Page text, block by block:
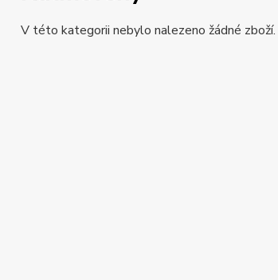
V této kategorii nebylo nalezeno žádné zboží.